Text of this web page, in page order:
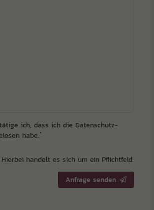
ich, dass ich die Daten­schutz­
habe.*
handelt es sich um ein Pflichtfeld.
Anfrage senden